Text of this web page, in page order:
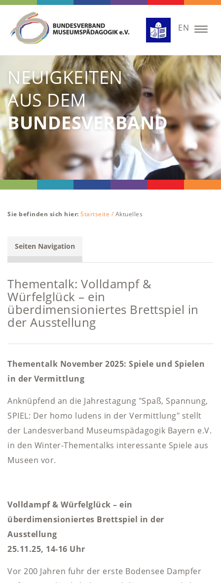
EN
NEUIGKEITEN
AUS DEM
BUNDESVERBAND
Sie befinden sich hier: Startseite / Aktuelles
Seiten Navigation
Thementalk: Volldampf &
Würfelglück – ein
überdimensioniertes Brettspiel in
der Ausstellung
Thementalk November 2025: Spiele und Spielen
in der Vermittlung
Anknüpfend an die Jahrestagung "Spaß, Spannung,
SPIEL: Der homo ludens in der Vermittlung" stellt
der Landesverband Museumspädagogik Bayern e.V.
in den Winter-Thementalks interessante Spiele aus
Museen vor.
Volldampf & Würfelglück – ein
überdimensioniertes Brettspiel in der
Ausstellung
25.11.25, 14-16 Uhr
Vor 200 Jahren fuhr der erste Bodensee Dampfer